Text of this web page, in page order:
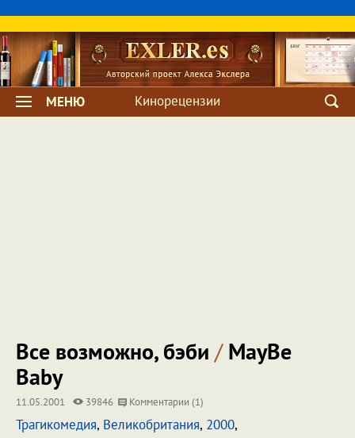
МЕНЮ Кинорецензии
Все возможно, бэби /MayBe
Baby
11.05.2001 39846 Комментарии (1)
Трагикомедия, Великобритания, 2000,